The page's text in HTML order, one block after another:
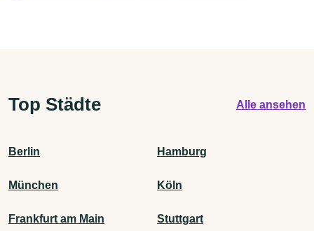
Top Städte Alle ansehen
Berlin Hamburg
München Köln
Frankfurt am Main Stuttgart